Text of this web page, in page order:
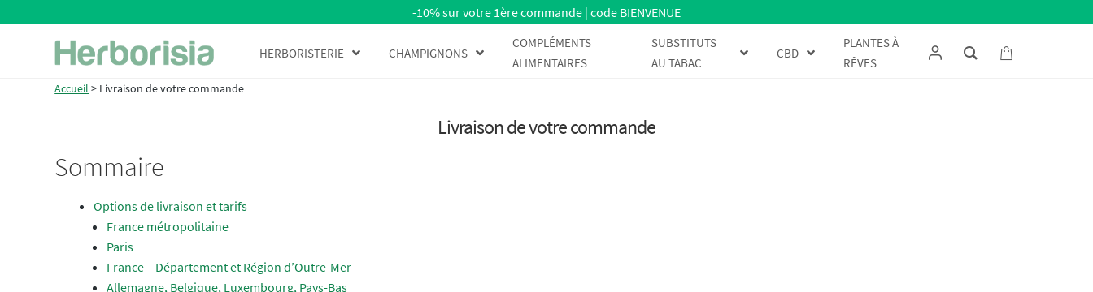
Aller
à
la
Aller
au
contenu
-10% sur votre 1ère commande | code BIENVENUE
HERBORISTERIE CHAMPIGNONS
COMPLÉMENTS
ALIMENTAIRES
SUBSTITUTS
AU TABAC
CBD
PLANTES À
RÊVES
Accueil > Livraison de votre commande
Livraison de votre commande
Sommaire
Options de livraison et tarifs
France métropolitaine
Paris
France – Département et Région d’Outre-Mer
Allemagne, Belgique, Luxembourg, Pays-Bas